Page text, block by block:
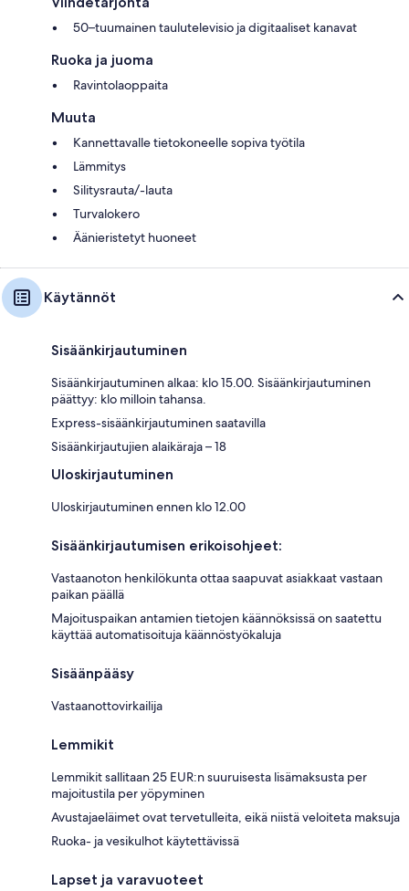
50–tuumainen taulutelevisio ja digitaaliset kanavat
Ruoka ja juoma
Ravintolaoppaita
Muuta
Kannettavalle tietokoneelle sopiva työtila
Lämmitys
Silitysrauta/-lauta
Turvalokero
Äänieristetyt huoneet
Käytännöt
Sisäänkirjautuminen
Sisäänkirjautuminen alkaa: klo 15.00. Sisäänkirjautuminen
päättyy: klo milloin tahansa.
Express-sisäänkirjautuminen saatavilla
Sisäänkirjautujien alaikäraja – 18
Uloskirjautuminen
Uloskirjautuminen ennen klo 12.00
Sisäänkirjautumisen erikoisohjeet:
Vastaanoton henkilökunta ottaa saapuvat asiakkaat vastaan
paikan päällä
Majoituspaikan antamien tietojen käännöksissä on saatettu
käyttää automatisoituja käännöstyökaluja
Sisäänpääsy
Vastaanottovirkailija
Lemmikit
Lemmikit sallitaan 25 EUR:n suuruisesta lisämaksusta per
majoitustila per yöpyminen
Avustajaeläimet ovat tervetulleita, eikä niistä veloiteta maksuja
Ruoka- ja vesikulhot käytettävissä
Lapset ja varavuoteet